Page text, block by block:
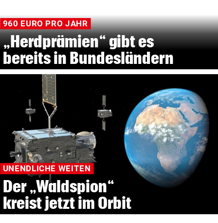
960 EURO PRO JAHR
„Herdprämien“ gibt es
bereits in Bundesländern
UNENDLICHE WEITEN
Der „Waldspion“
kreist jetzt im Orbit